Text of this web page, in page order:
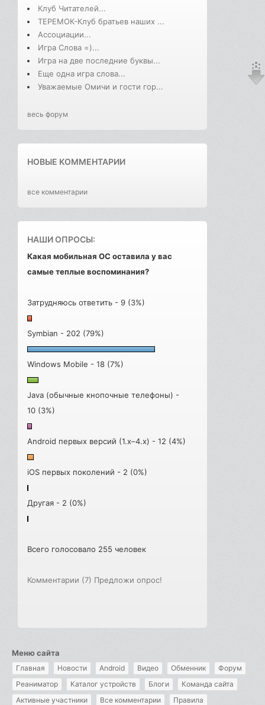
Клуб Читателей...
ТЕРЕМОК-Клуб братьев наших ...
Ассоциации...
Игра Слова =)...
Игра на две последние буквы...
Еще одна игра слова...
Уважаемые Омичи и гости гор...
весь форум
НОВЫЕ КОММЕНТАРИИ
все комментарии
НАШИ ОПРОСЫ:
Какая мобильная ОС оставила у вас
самые теплые воспоминания?
Затрудняюсь ответить - 9 (3%)
Symbian - 202 (79%)
Windows Mobile - 18 (7%)
Java (обычные кнопочные телефоны) -
10 (3%)
Android первых версий (1.x–4.x) - 12 (4%)
iOS первых поколений - 2 (0%)
Другая - 2 (0%)
Всего голосовало 255 человек
Комментарии (7) Предложи опрос!
Меню сайта
Главная Новости Android Видео Обменник
Форум
Реаниматор
Каталог устройств Блоги
Команда сайта
Активные участники
Все комментарии Правила